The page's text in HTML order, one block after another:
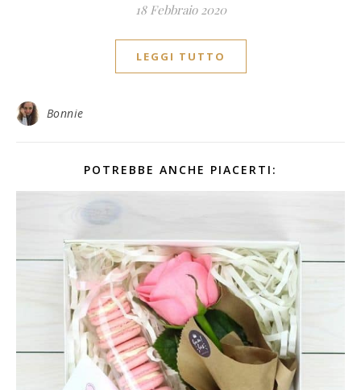
18 Febbraio 2020
LEGGI TUTTO
Bonnie
POTREBBE ANCHE PIACERTI: